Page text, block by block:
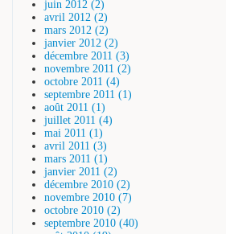
juin 2012 (2)
avril 2012 (2)
mars 2012 (2)
janvier 2012 (2)
décembre 2011 (3)
novembre 2011 (2)
octobre 2011 (4)
septembre 2011 (1)
août 2011 (1)
juillet 2011 (4)
mai 2011 (1)
avril 2011 (3)
mars 2011 (1)
janvier 2011 (2)
décembre 2010 (2)
novembre 2010 (7)
octobre 2010 (2)
septembre 2010 (40)